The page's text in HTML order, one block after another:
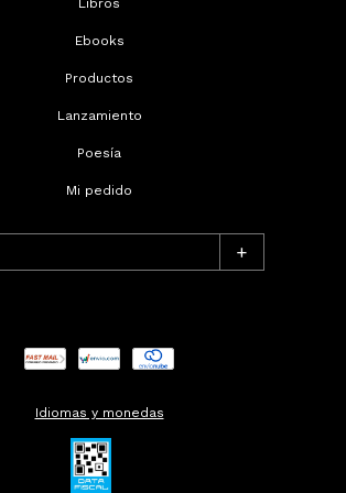
Libros
Ebooks
Productos
Lanzamiento
Poesía
Mi pedido
+
Idiomas y monedas